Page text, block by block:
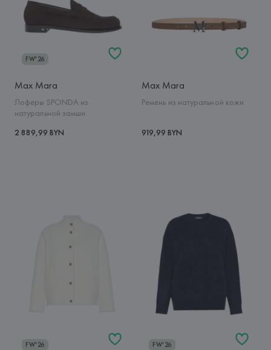
FW'26
Max Mara
Лоферы SPONDA из
натуральной замши
2 889,99 BYN
Max Mara
Ремень из натуральной кожи
919,99 BYN
FW'26 FW'26